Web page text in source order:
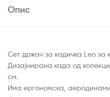
Опис
Сет држач за кадичка Leo за
Дизајнирана када од
см.
Има ергономска,